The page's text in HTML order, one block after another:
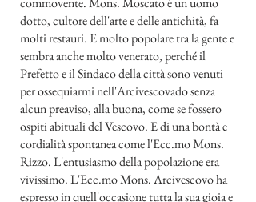
dotto, cultore dell'arte e delle antichità, fa
molti restauri. E molto popolare tra la gente e
sembra anche molto venerato, perché il
Prefetto e il Sindaco della città sono venuti
per ossequiarmi nell'Arcivescovado senza
alcun preaviso, alla buona, come se fossero
ospiti abituali del Vescovo. E di una bontà e
cordialità spontanea come l'Ecc.mo Mons.
Rizzo. L'entusiasmo della popolazione era
vivissimo. L'Ecc.mo Mons. Arcivescovo ha
espresso in quell'occasione tutta la sua gioia e